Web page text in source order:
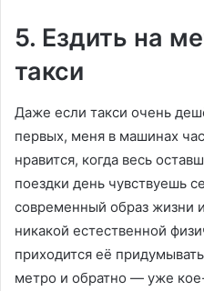
5. Ездить на
такси
Даже если такси очень
первых, меня в машинах
нравится, когда весь
поездки день чувствуешь
современный образ жизни
никакой естественной
приходится её
метро и обратно — уже